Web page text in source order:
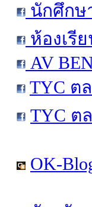
นักศึกษ
ห้องเรี
AV
TYC ต
TYC ต
OK-